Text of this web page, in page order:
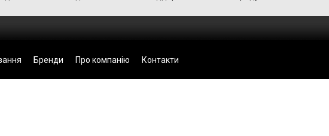
Бренди Про компанію Контакти